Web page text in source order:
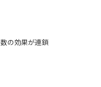
の効果が連鎖